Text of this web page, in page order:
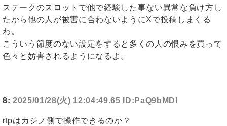
ステークのスロットで他で経験した事ない異常な負け方し
たから他の人が被害に合わないようにXで投稿しまくる
わ。
こういう節度のない設定をすると多くの人の恨みを買って
色々と妨害されるようになるよ。
8: 2025/01/28(火) 12:04:49.65 ID:PaQ9bMDI
rtpはカジノ側で操作できるのか？